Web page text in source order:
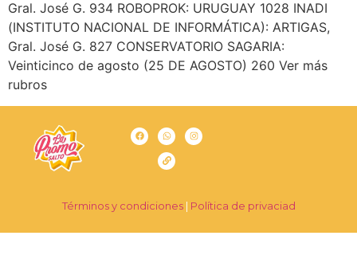
Gral. José G. 934 ROBOPROK: URUGUAY 1028 INADI
(INSTITUTO NACIONAL DE INFORMÁTICA): ARTIGAS,
Gral. José G. 827 CONSERVATORIO SAGARIA:
Veinticinco de agosto (25 DE AGOSTO) 260 Ver más
rubros
Términos y condiciones| Política de privaciad